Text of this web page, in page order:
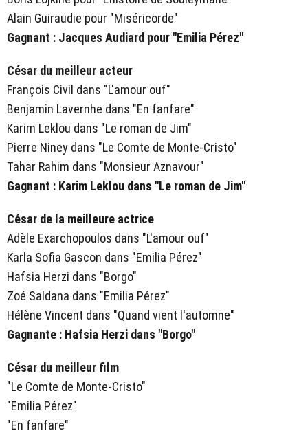
Alain Guiraudie pour "Miséricorde"
Gagnant : Jacques Audiard pour "Emilia Pérez"
César du meilleur acteur
François Civil dans "L'amour ouf"
Benjamin Lavernhe dans "En fanfare"
Karim Leklou dans "Le roman de Jim"
Pierre Niney dans "Le Comte de Monte-Cristo"
Tahar Rahim dans "Monsieur Aznavour"
Gagnant : Karim Leklou dans "Le roman de Jim"
César de la meilleure actrice
Adèle Exarchopoulos dans "L'amour ouf"
Karla Sofia Gascon dans "Emilia Pérez"
Hafsia Herzi dans "Borgo"
Zoé Saldana dans "Emilia Pérez"
Hélène Vincent dans "Quand vient l'automne"
Gagnante : Hafsia Herzi dans "Borgo"
César du meilleur film
"Le Comte de Monte-Cristo"
"Emilia Pérez"
"En fanfare"